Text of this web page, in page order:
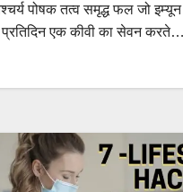
पोषक तत्व समृद्ध फल जो इम्यून
एक कीवी का सेवन करते…